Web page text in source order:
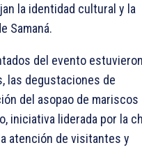
la identidad cultural y la
Samaná.
del evento
las degustaciones de
del asopao de mariscos
iniciativa liderada por la
atención de visitantes y